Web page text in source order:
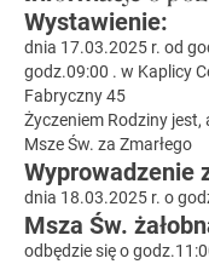
Wystawienie:
dnia 17.03.2025 r. od
godz.09:00 . w Kaplicy
Fabryczny 45
Życzeniem Rodziny
Msze Św. za Zmarłego
Wyprowadzenie
dnia 18.03.2025 r. o
Msza Św.
odbędzie się o